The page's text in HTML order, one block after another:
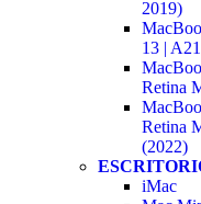
2019)
13 |
Retina
Retina
(2022)
iMac